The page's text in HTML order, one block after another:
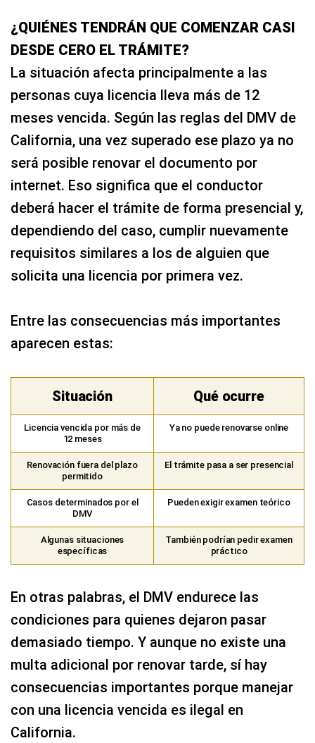
¿QUIÉNES TENDRÁN QUE COMENZAR CASI
DESDE CERO EL TRÁMITE?
La situación afecta principalmente a las
personas cuya licencia lleva más de 12
meses vencida. Según las reglas del DMV de
California, una vez superado ese plazo ya no
será posible renovar el documento por
internet. Eso significa que el conductor
deberá hacer el trámite de forma presencial y,
dependiendo del caso, cumplir nuevamente
requisitos similares a los de alguien que
solicita una licencia por primera vez.
Entre las consecuencias más importantes
aparecen estas:
Situación Qué ocurre
Licencia vencida por más de
12 meses
Ya no puede renovarse online
Renovación fuera del plazo
permitido
El trámite pasa a ser presencial
Casos determinados por el
DMV
Pueden exigir examen teórico
Algunas situaciones
específicas
También podrían pedir examen
práctico
En otras palabras, el DMV endurece las
condiciones para quienes dejaron pasar
demasiado tiempo. Y aunque no existe una
multa adicional por renovar tarde, sí hay
consecuencias importantes porque manejar
con una licencia vencida es ilegal en
California.